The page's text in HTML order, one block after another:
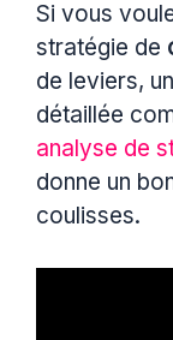
Si vous
stratégie de
de leviers,
détaillée
analyse de
donne un
coulisses.